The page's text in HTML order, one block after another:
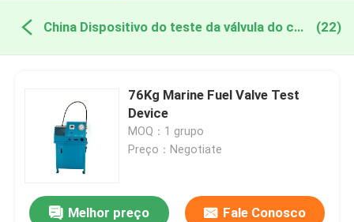
China Dispositivo do teste da válvula do combustível (22)
76Kg Marine Fuel Valve Test
Device
MOQ：1 grupo
Preço：Negotiate
Melhor preço Fale Conosco